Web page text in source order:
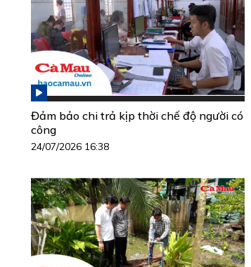
Đảm bảo chi trả kịp thời chế độ người có
công
24/07/2026 16:38